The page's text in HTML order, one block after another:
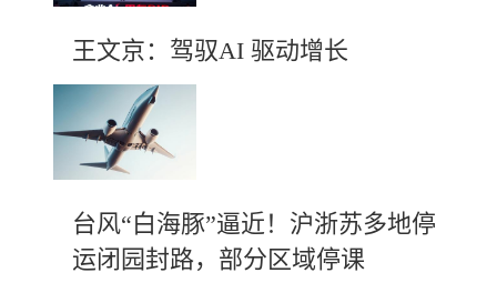
王文京：驾驭AI 驱动增长
台风“白海豚”逼近！沪浙苏多地停
运闭园封路，部分区域停课